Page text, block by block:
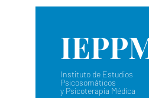
Instituto de Estudios
Psicosomáticos
y Psicoterapia Médica